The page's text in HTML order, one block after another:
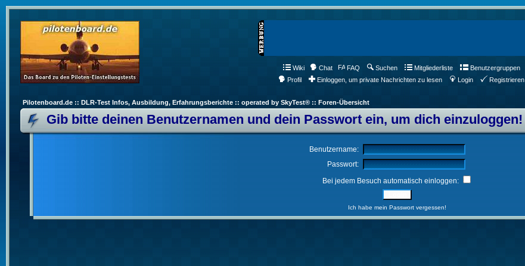
Wiki Chat FAQ Suchen Mitgliederliste
Benutzergruppen
Profil
Einloggen, um private Nachrichten zu lesen Login Registrieren
Pilotenboard.de :: DLR-Test Infos, Ausbildung, Erfahrungsberichte :: operated by SkyTest® :: Foren-Übersicht
Gib bitte deinen Benutzernamen und dein Passwort ein, um dich einzuloggen!
Benutzername:
Passwort:
Bei jedem Besuch automatisch einloggen:
Ich habe mein Passwort vergessen!